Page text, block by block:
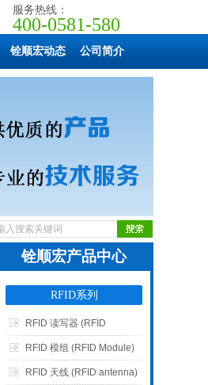
服务热线：
400-0581-580
铨顺宏动态 公司简介
铨顺宏产品中心
RFID系列
RFID 读写器 (RFID
Reader)
RFID 模组 (RFID Module)
RFID 天线 (RFID antenna)